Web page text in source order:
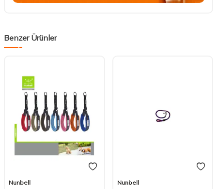
Benzer Ürünler
Nunbell
Nunbell